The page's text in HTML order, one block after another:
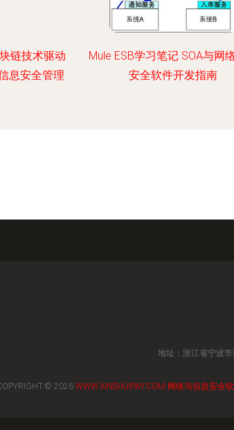
链技术驱动
息安全管理
Mule ESB学习笔记 SOA与网
安全软件开发指南
地址：浙江省宁波
© 2026 WWW.XINSHUIPAY.COM 网络与信息安全